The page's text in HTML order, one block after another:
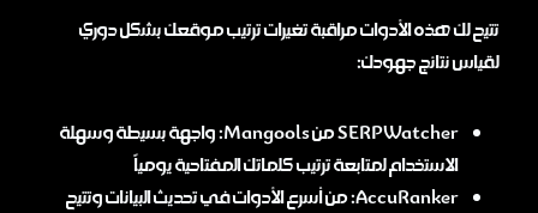
تتيح لك هذه الأدوات مراقبة تغيرات ترتيب موقعك بشكل دوري
لقياس نتائج جهودك:
SERPWatcher من Mangools: واجهة بسيطة وسهلة
الاستخدام لمتابعة ترتيب كلماتك المفتاحية يومياً
AccuRanker: من أسرع الأدوات في تحديث البيانات وتتيح